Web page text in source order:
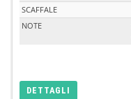
SCAFFALE
NOTE
DETTAGLI